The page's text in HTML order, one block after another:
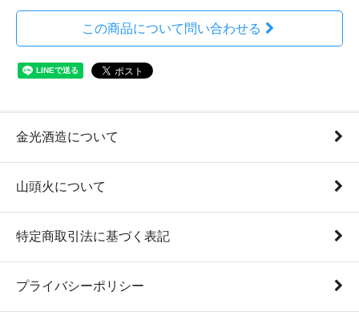
この商品について問い合わせる
金光酒造について
山頭火について
特定商取引法に基づく表記
プライバシーポリシー